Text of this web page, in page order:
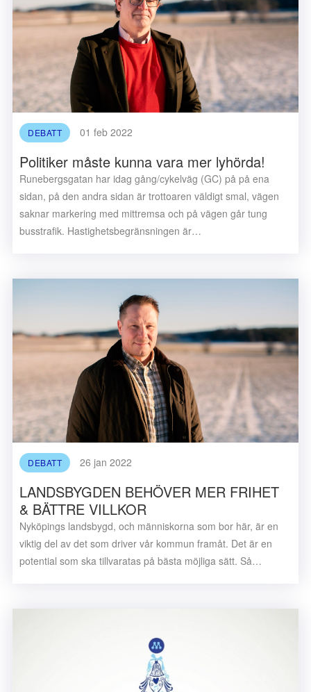
DEBATT 01 feb 2022
Politiker måste kunna vara mer lyhörda!
Runebergsgatan har idag gång/cykelväg (GC) på på ena
sidan, på den andra sidan är trottoaren väldigt smal, vägen
saknar markering med mittremsa och på vägen går tung
busstrafik. Hastighetsbegränsningen är…
DEBATT 26 jan 2022
LANDSBYGDEN BEHÖVER MER FRIHET
& BÄTTRE VILLKOR
Nyköpings landsbygd, och människorna som bor här, är en
viktig del av det som driver vår kommun framåt. Det är en
potential som ska tillvaratas på bästa möjliga sätt. Så…